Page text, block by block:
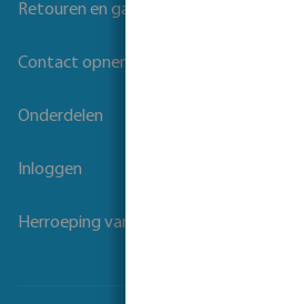
Retouren en garantie
Contact opnemen
Onderdelen
Inloggen
Herroeping van overeenkomst